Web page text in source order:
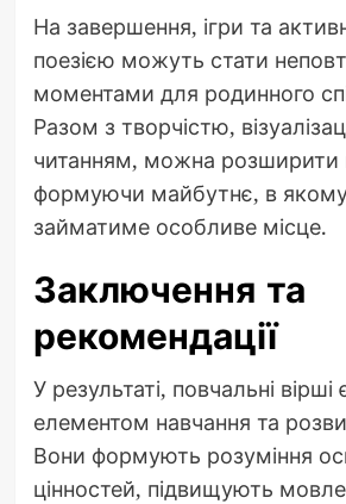
На завершення, ігри та
поезією можуть стати
моментами для родинного
Разом з творчістю,
читанням, можна розширити
формуючи майбутнє, в якому
займатиме особливе місце.
Заключення та
рекомендації
У результаті, повчальні
елементом навчання та
Вони формують розуміння
цінностей, підвищують